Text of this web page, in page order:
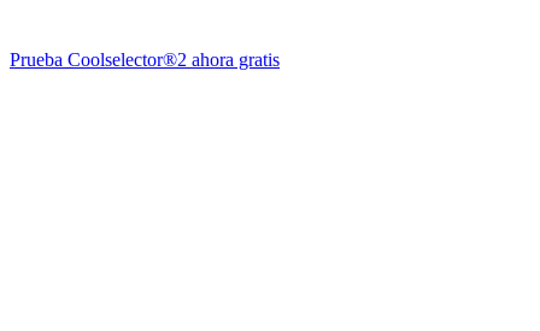
Prueba Coolselector®2 ahora gratis